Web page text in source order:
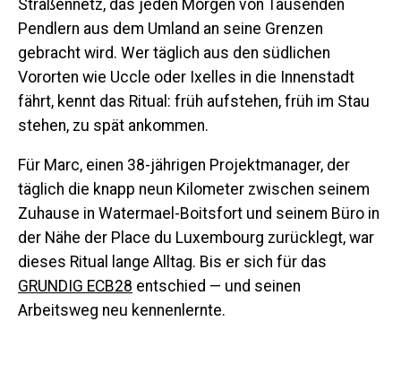
Straßennetz, das jeden Morgen von Tausenden
Pendlern aus dem Umland an seine Grenzen
gebracht wird. Wer täglich aus den südlichen
Vororten wie Uccle oder Ixelles in die Innenstadt
fährt, kennt das Ritual: früh aufstehen, früh im Stau
stehen, zu spät ankommen.
Für Marc, einen 38-jährigen Projektmanager, der
täglich die knapp neun Kilometer zwischen seinem
Zuhause in Watermael-Boitsfort und seinem Büro in
der Nähe der Place du Luxembourg zurücklegt, war
dieses Ritual lange Alltag. Bis er sich für das
GRUNDIG ECB28 entschied — und seinen
Arbeitsweg neu kennenlernte.